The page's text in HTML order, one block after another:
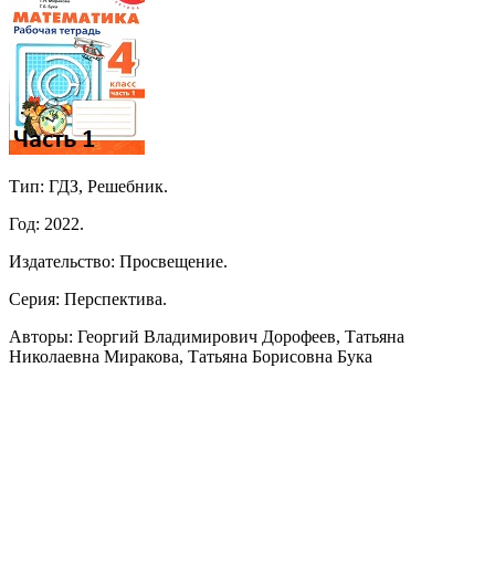
Тип: ГДЗ, Решебник.
Год: 2022.
Издательство: Просвещение.
Серия: Перспектива.
Авторы: Георгий Владимирович Дорофеев, Татьяна
Николаевна Миракова, Татьяна Борисовна Бука